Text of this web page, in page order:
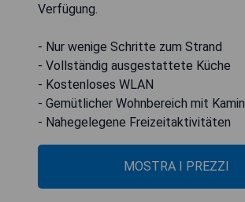
Verfügung.
- Nur wenige Schritte zum Strand
- Vollständig ausgestattete Küche
- Kostenloses WLAN
- Gemütlicher Wohnbereich mit Kamin
- Nahegelegene Freizeitaktivitäten
MOSTRA I PREZZI